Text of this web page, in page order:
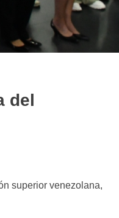
del
superior venezolana,